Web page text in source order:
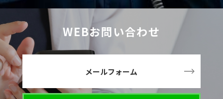
WEBお問い合わせ
メールフォーム